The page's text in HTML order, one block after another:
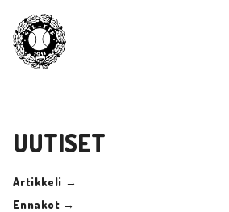
UUTISET
Artikkeli →
Ennakot →